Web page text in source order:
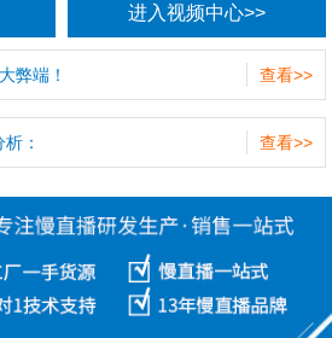
进入视频中心>>
查看>>
弊端！
查看>>
：